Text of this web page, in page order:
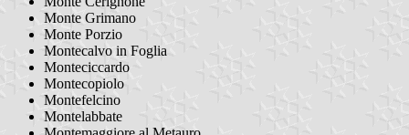
Monte Grimano
Monte Porzio
Montecalvo in Foglia
Monteciccardo
Montecopiolo
Montefelcino
Montelabbate